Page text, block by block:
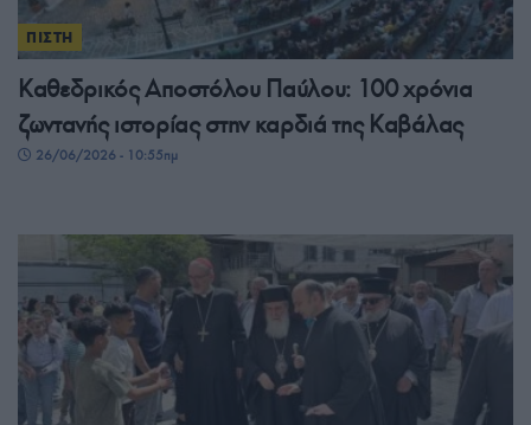
ΠΙΣΤΗ
Καθεδρικός Αποστόλου Παύλου: 100 χρόνια
ζωντανής ιστορίας στην καρδιά της Καβάλας
26/06/2026 - 10:55πμ